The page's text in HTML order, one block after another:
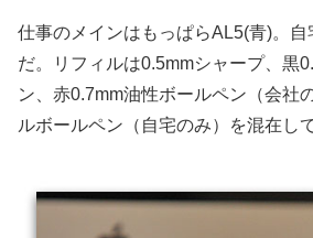
仕事のメインはもっぱらAL5(青)。
だ。リフィルは0.5mmシャープ、黒
ン、赤0.7mm油性ボールペン（会社
ルボールペン（自宅のみ）を混在し